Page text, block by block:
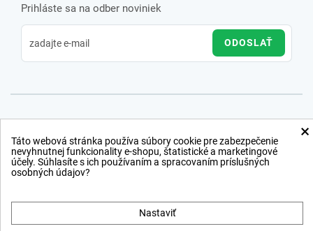
Prihláste sa na odber noviniek
ODOSLAŤ
×
Táto webová stránka používa súbory cookie pre zabezpečenie
nevyhnutnej funkcionality e-shopu, štatistické a marketingové
účely. Súhlasíte s ich používaním a spracovaním príslušných
osobných údajov?
Nastaviť